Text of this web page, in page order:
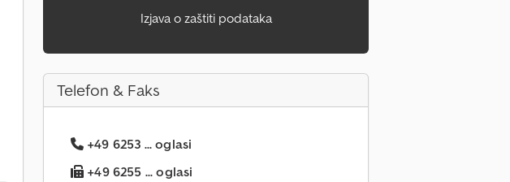
Izjava o zaštiti podataka
Telefon & Faks
+49 6253 ... oglasi
+49 6255 ... oglasi